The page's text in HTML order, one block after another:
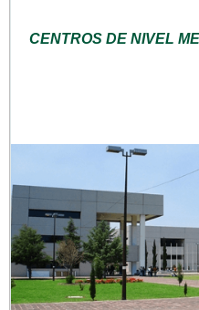
CENTROS DE NIVEL